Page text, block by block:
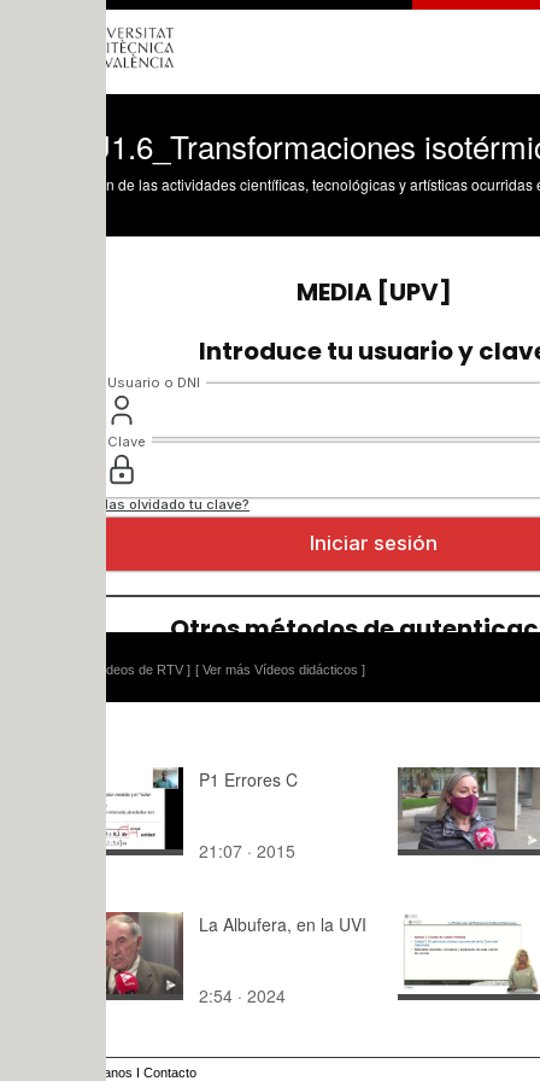
isotérmicas 1
de las actividades científicas, tecnológicas y artísticas ocurridas en los tres
[ Ver más Vídeos didácticos ]
P1 Errores C
21:07 · 2015
Dos
del Sur
UPV
beca
4:42 · 2024
La Albufera, en la UVI
2:54 · 2024
La
Unidad 2.
5:53 · 2017